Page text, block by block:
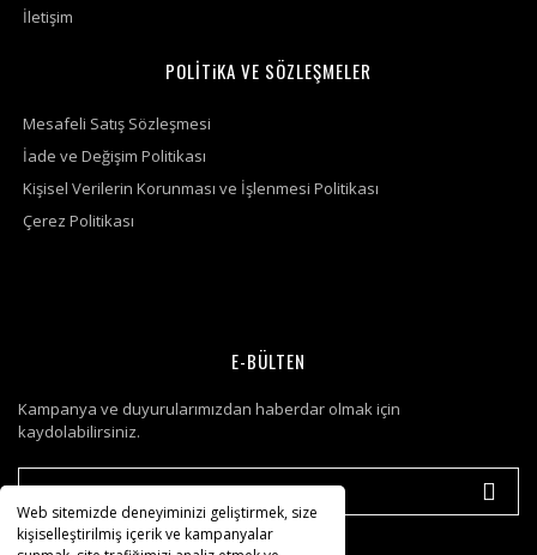
Web sitemizde deneyiminizi geliştirmek, size
kişiselleştirilmiş içerik ve kampanyalar
İletişim
POLİTiKA VE SÖZLEŞMELER
Mesafeli Satış Sözleşmesi
İade ve Değişim Politikası
Kişisel Verilerin Korunması ve İşlenmesi Politikası
Çerez Politikası
E-BÜLTEN
Kampanya ve duyurularımızdan haberdar olmak için
kaydolabilirsiniz.